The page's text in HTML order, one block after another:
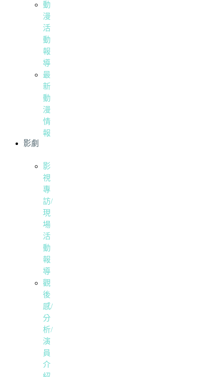
動
漫
活
動
報
導
最
新
動
漫
情
報
影劇
影
視
專
訪/
現
場
活
動
報
導
觀
後
感/
分
析/
演
員
介